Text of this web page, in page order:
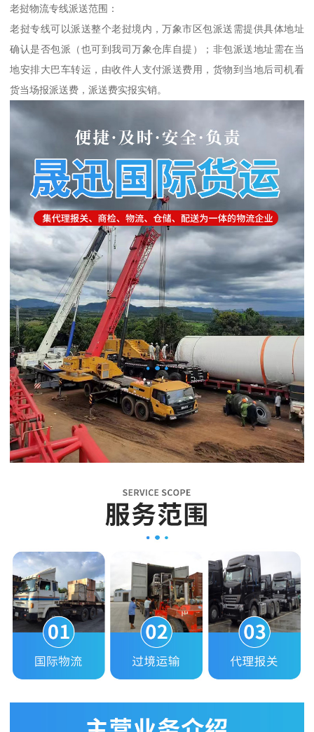
老挝物流专线派送范围：
老挝专线可以派送整个老挝境内，万象市区包派送需提供具体地址
确认是否包派（也可到我司万象仓库自提）；非包派送地址需在当
地安排大巴车转运，由收件人支付派送费用，货物到当地后司机看
货当场报派送费，派送费实报实销。